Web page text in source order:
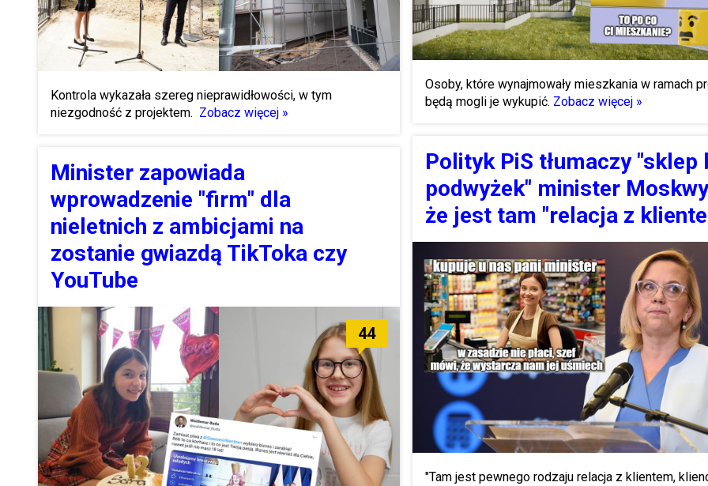
Kontrola wykazała szereg nieprawidłowości, w tym
niezgodność z projektem. Zobacz więcej »
Minister zapowiada
wprowadzenie "firm" dla
nieletnich z ambicjami na
zostanie gwiazdą TikToka czy
YouTube
44
Osoby, które wynajmowały mieszkania w ramach
będą mogli je wykupić. Zobacz więcej »
Polityk PiS tłumaczy "sklep
podwyżek" minister
że jest tam "relacja z
"Tam jest pewnego rodzaju relacja z klientem,